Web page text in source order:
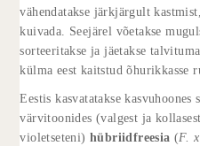
vähendatakse järkjärgult
kuivada. Seejärel võetakse
sorteeritakse ja jäetakse
külma eest kaitstud õhurikkasse
Eestis kasvatatakse kasvuhoones
värvitoonides (valgest ja
violetseteni)hübriidfreesia (F.